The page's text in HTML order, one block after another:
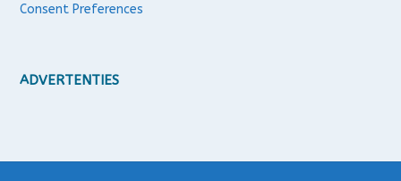
Consent Preferences
ADVERTENTIES